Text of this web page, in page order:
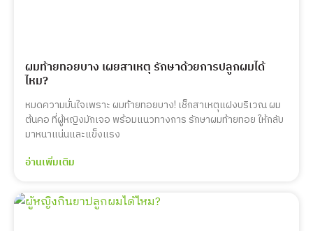
ผมท้ายทอยบาง เผยสาเหตุ รักษาด้วยการปลูกผมได้
ไหม?
หมดความมั่นใจเพราะ ผมท้ายทอยบาง! เช็กสาเหตุแฝงบริเวณ ผม
ต้นคอ ที่ผู้หญิงมักเจอ พร้อมแนวทางการ รักษาผมท้ายทอย ให้กลับ
มาหนาแน่นและแข็งแรง
อ่านเพิ่มเติม